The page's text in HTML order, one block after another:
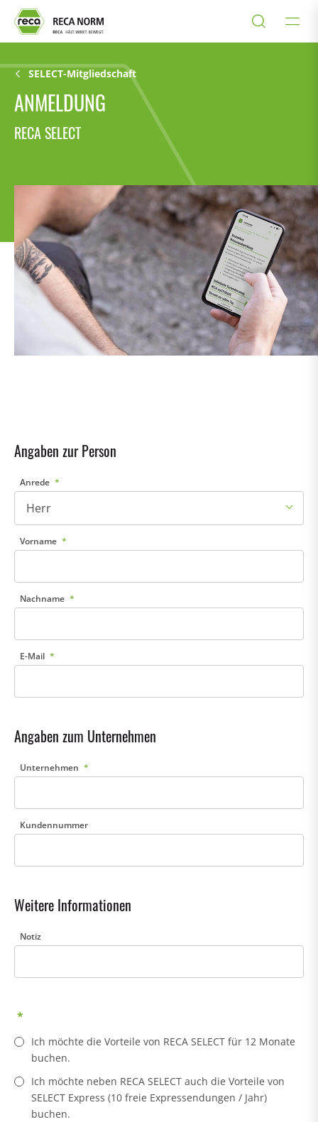
SELECT-Mitgliedschaft
ANMELDUNG
RECA SELECT
Angaben zur Person
Anrede
Vorname
Nachname
E-Mail
Angaben zum Unternehmen
Unternehmen
Kundennummer
Weitere Informationen
Notiz
Ich möchte die Vorteile von RECA SELECT für 12 Monate
buchen.
Ich möchte neben RECA SELECT auch die Vorteile von
SELECT Express (10 freie Expressendungen / Jahr)
buchen.